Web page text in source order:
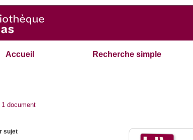
Accueil Recherche simple
1 document
sujet